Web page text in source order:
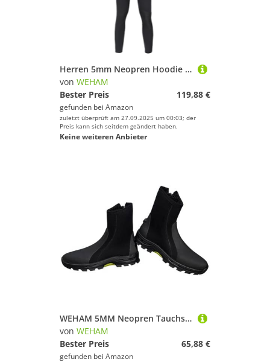
Herren 5mm Neopren Hoodie Neoprenanzug, Frontreißverschluss Ganzkörper Warm halten Tauchanzug Unterwasser Surfen Speerfischen,Schwarz,XS
von WEHAM
Bester Preis
119,88 €
gefunden bei Amazon
zuletzt überprüft am 27.09.2025 um 00:03; der
Preis kann sich seitdem geändert haben.
Keine weiteren Anbieter
WEHAM 5MM Neopren Tauchstiefel Surf Scuba Tauchen Schwimmschuhe Windsurfen Unterwasserfischen Kitesurf Ausrüstung Strandschuhe Schnorcheln,Schwarz,45
von WEHAM
Bester Preis
65,88 €
gefunden bei Amazon